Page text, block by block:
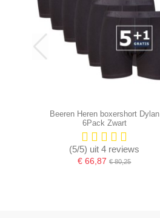
Beeren Heren boxershort Dylan
6Pack Zwart
(5/5) uit 4 reviews
€ 66,87€ 80,25